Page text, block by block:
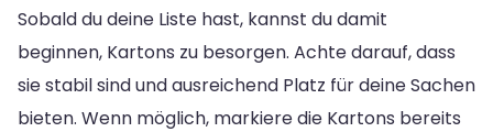
Sobald du deine Liste hast, kannst du damit
beginnen, Kartons zu besorgen. Achte darauf, dass
sie stabil sind und ausreichend Platz für deine Sachen
bieten. Wenn möglich, markiere die Kartons bereits